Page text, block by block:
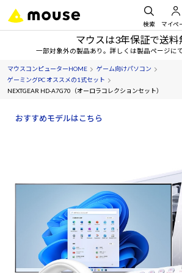
検索 マイペ
マウスは3年保証で送料
一部対象外の製品あり。詳しくは製品ページに
マウスコンピューターHOME
ゲーム向けパソコン
ゲーミングPC オススメの1式セット
NEXTGEAR HD-A7G70（オーロラコレクションセット）
おすすめモデルはこちら